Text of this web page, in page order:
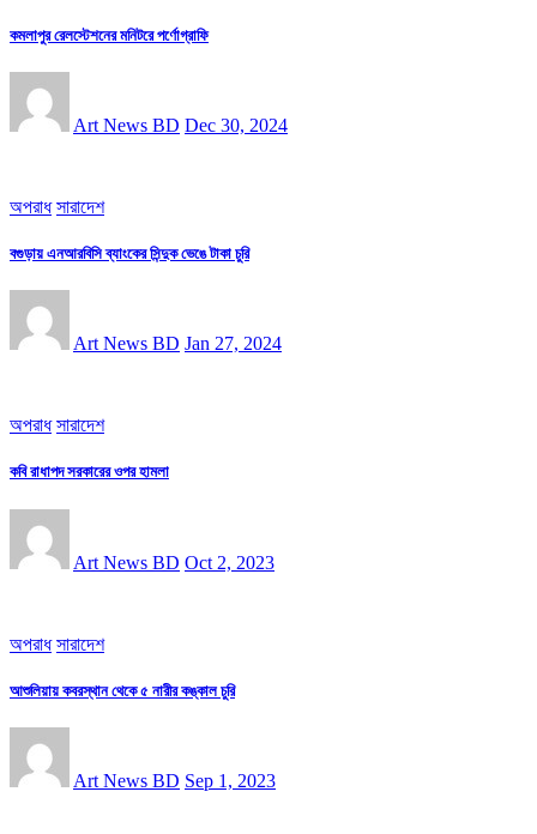
কমলাপুর রেলস্টেশনের মনিটরে পর্ণোগ্রাফি
Art News BD Dec 30, 2024
অপরাধ সারাদেশ
বগুড়ায় এনআরবিসি ব্যাংকের সিন্দুক ভেঙে টাকা চুরি
Art News BD Jan 27, 2024
অপরাধ সারাদেশ
কবি রাধাপদ সরকারের ওপর হামলা
Art News BD Oct 2, 2023
অপরাধ সারাদেশ
আশুলিয়ায় কবরস্থান থেকে ৫ নারীর কঙ্কাল চুরি
Art News BD Sep 1, 2023